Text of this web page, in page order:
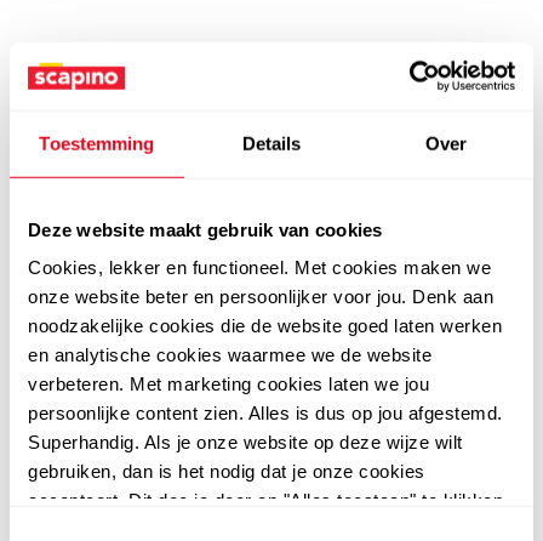
Toestemming Details Over
Deze website maakt gebruik van cookies
Cookies, lekker en functioneel. Met cookies maken we
onze website beter en persoonlijker voor jou. Denk aan
noodzakelijke cookies die de website goed laten werken
en analytische cookies waarmee we de website
verbeteren. Met marketing cookies laten we jou
persoonlijke content zien. Alles is dus op jou afgestemd.
Superhandig. Als je onze website op deze wijze wilt
gebruiken, dan is het nodig dat je onze cookies
accepteert. Dit doe je door op "Alles toestaan" te klikken.